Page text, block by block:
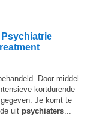
Door middel
kortdurende
Je komt te
uit psychiaters...